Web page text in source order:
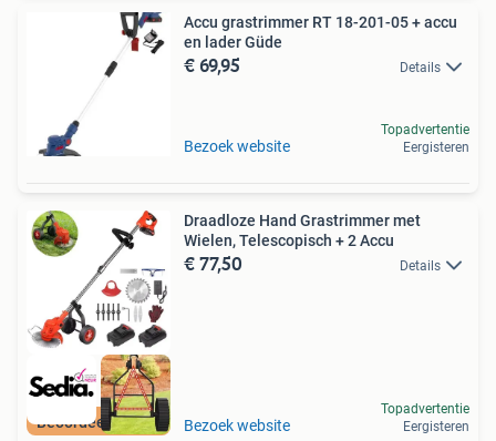
Accu grastrimmer RT 18-201-05 + accu
en lader Güde
€ 69,95 Details
Bezoek website
Topadvertentie
Eergisteren
Beoordeeld met 9+
Draadloze Hand Grastrimmer met
Wielen, Telescopisch + 2 Accu
€ 77,50 Details
Bezoek website
Topadvertentie
Eergisteren